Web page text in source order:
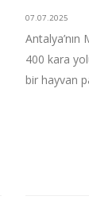
07.07.2025
400 kara
bir hayvan